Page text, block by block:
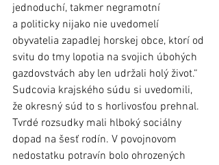
jednoduchí, takmer negramotní
a politicky nijako nie uvedomelí
obyvatelia zapadlej horskej obce, ktorí od
svitu do tmy lopotia na svojich úbohých
gazdovstvách aby len udržali holý život.“
Sudcovia krajského súdu si uvedomili,
že okresný súd to s horlivosťou prehnal.
Tvrdé rozsudky mali hlboký sociálny
dopad na šesť rodín. V povojnovom
nedostatku potravín bolo ohrozených